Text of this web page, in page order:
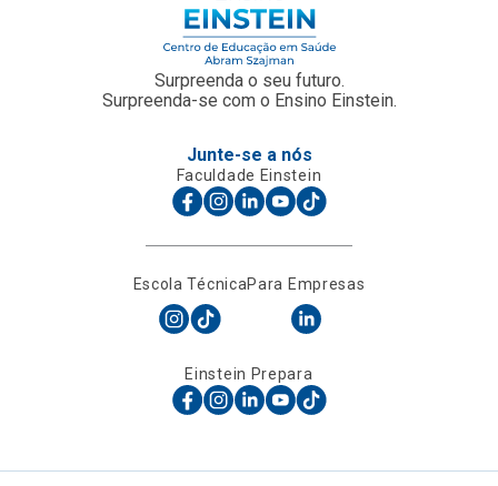
Surpreenda o seu futuro.
Surpreenda-se com o Ensino Einstein.
Junte-se a nós
Faculdade Einstein
Escola TécnicaPara Empresas
Einstein Prepara